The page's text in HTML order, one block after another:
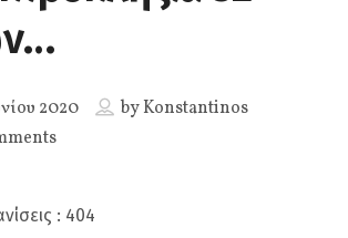
2020 byKonstantinos
: 404